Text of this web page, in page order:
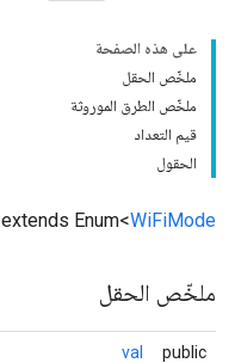
على هذه الصفحة
ملخّص الحقل
ملخّص الطرق الموروثة
قيم التعداد
الحقول
extends Enum<WiFiMode
ملخّص الحقل
public
val